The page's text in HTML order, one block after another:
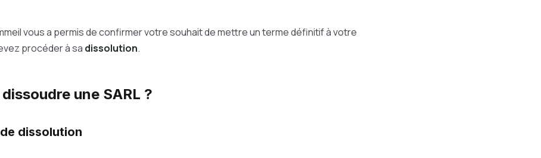
vous a permis de confirmer votre souhait de mettre un terme définitif à votre
procéder à sa dissolution.
une SARL ?
dissolution